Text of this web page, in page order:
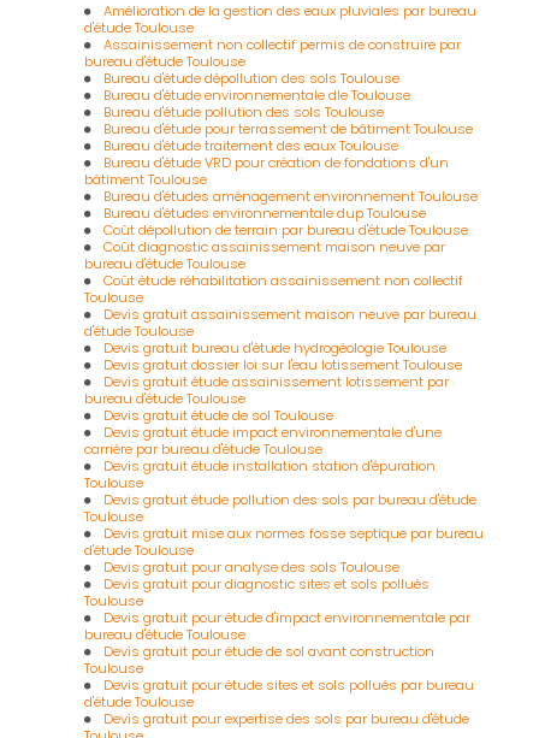
Amélioration de la gestion des eaux pluviales par bureau
d'étude Toulouse
Assainissement non collectif permis de construire par
bureau d'étude Toulouse
Bureau d'étude dépollution des sols Toulouse
Bureau d'étude environnementale dle Toulouse
Bureau d'étude pollution des sols Toulouse
Bureau d'étude pour terrassement de bâtiment Toulouse
Bureau d'étude traitement des eaux Toulouse
Bureau d'étude VRD pour création de fondations d'un
bâtiment Toulouse
Bureau d'études aménagement environnement Toulouse
Bureau d'études environnementale dup Toulouse
Coût dépollution de terrain par bureau d'étude Toulouse
Coût diagnostic assainissement maison neuve par
bureau d'étude Toulouse
Coût étude réhabilitation assainissement non collectif
Toulouse
Devis gratuit assainissement maison neuve par bureau
d'étude Toulouse
Devis gratuit bureau d'étude hydrogéologie Toulouse
Devis gratuit dossier loi sur l'eau lotissement Toulouse
Devis gratuit étude assainissement lotissement par
bureau d'étude Toulouse
Devis gratuit étude de sol Toulouse
Devis gratuit étude impact environnementale d'une
carrière par bureau d'étude Toulouse
Devis gratuit étude installation station d'épuration
Toulouse
Devis gratuit étude pollution des sols par bureau d'étude
Toulouse
Devis gratuit mise aux normes fosse septique par bureau
d'étude Toulouse
Devis gratuit pour analyse des sols Toulouse
Devis gratuit pour diagnostic sites et sols pollués
Toulouse
Devis gratuit pour étude d'impact environnementale par
bureau d'étude Toulouse
Devis gratuit pour étude de sol avant construction
Toulouse
Devis gratuit pour étude sites et sols pollués par bureau
d'étude Toulouse
Devis gratuit pour expertise des sols par bureau d'étude